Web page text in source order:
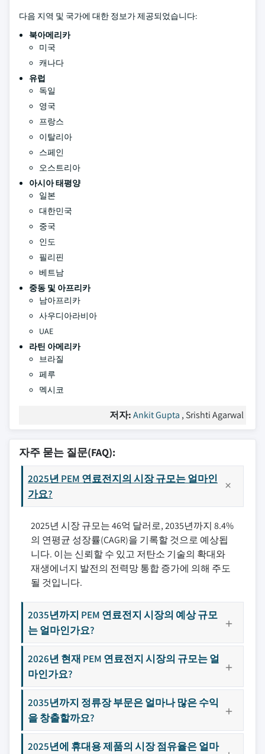
다음 지역 및 국가에 대한 정보가 제공되었습니다:
북아메리카
미국
캐나다
유럽
독일
영국
프랑스
이탈리아
스페인
오스트리아
아시아 태평양
일본
대한민국
중국
인도
필리핀
베트남
중동 및 아프리카
남아프리카
사우디아라비아
UAE
라틴 아메리카
브라질
페루
멕시코
저자:Ankit Gupta , Srishti Agarwal
자주 묻는 질문(FAQ):
2025년 PEM 연료전지의 시장 규모는 얼마인
가요?
2025년 시장 규모는 46억 달러로, 2035년까지 8.4%
의 연평균 성장률(CAGR)을 기록할 것으로 예상됩
니다. 이는 신뢰할 수 있고 저탄소 기술의 확대와
재생에너지 발전의 전력망 통합 증가에 의해 주도
될 것입니다.
2035년까지 PEM 연료전지 시장의 예상 규모
는 얼마인가요?
2026년 현재 PEM 연료전지 시장의 규모는 얼
마인가요?
2035년까지 정류장 부문은 얼마나 많은 수익
을 창출할까요?
2025년에 휴대용 제품의 시장 점유율은 얼마